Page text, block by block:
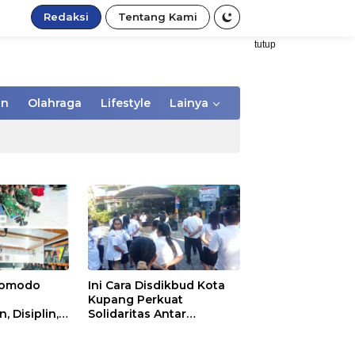
Redaksi Tentang Kami
tutup
Olahraga Lifestyle Lainya
Disiplin,
Ini Cara Disdikbud Kota
Kupang Perkuat
Solidaritas Antar